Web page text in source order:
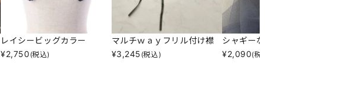
レイシービッグカラー
¥2,750 (税込)
マルチｗａｙフリル付け襟
¥3,245 (税込)
シャギーなシュシュ
¥2,090(税込)